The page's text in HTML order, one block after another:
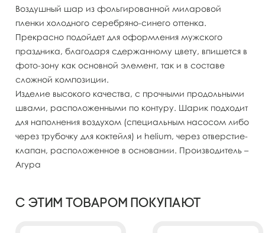
Воздушный шар из фольгированной миларовой
пленки холодного серебряно-синего оттенка.
Прекрасно подойдет для оформления мужского
праздника, благодаря сдержанному цвету, впишется в
фото-зону как основной элемент, так и в составе
сложной композиции.
Изделие высокого качества, с прочными продольными
швами, расположенными по контуру. Шарик подходит
для наполнения воздухом (специальным насосом либо
через трубочку для коктейля) и helium, через отверстие-
клапан, расположенное в основании. Производитель –
Агура
С этим товаром покупают